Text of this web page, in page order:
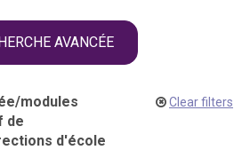
AVANCÉE
/modules
de
d'école
Clear filters